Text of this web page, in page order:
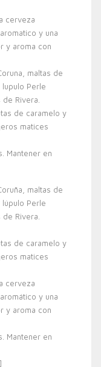
cerveza
y una
y aroma con
maltas de
Perle
Rivera.
de caramelo y
matices
Mantener en
maltas de
Perle
Rivera.
de caramelo y
matices
cerveza
y una
y aroma con
Mantener en